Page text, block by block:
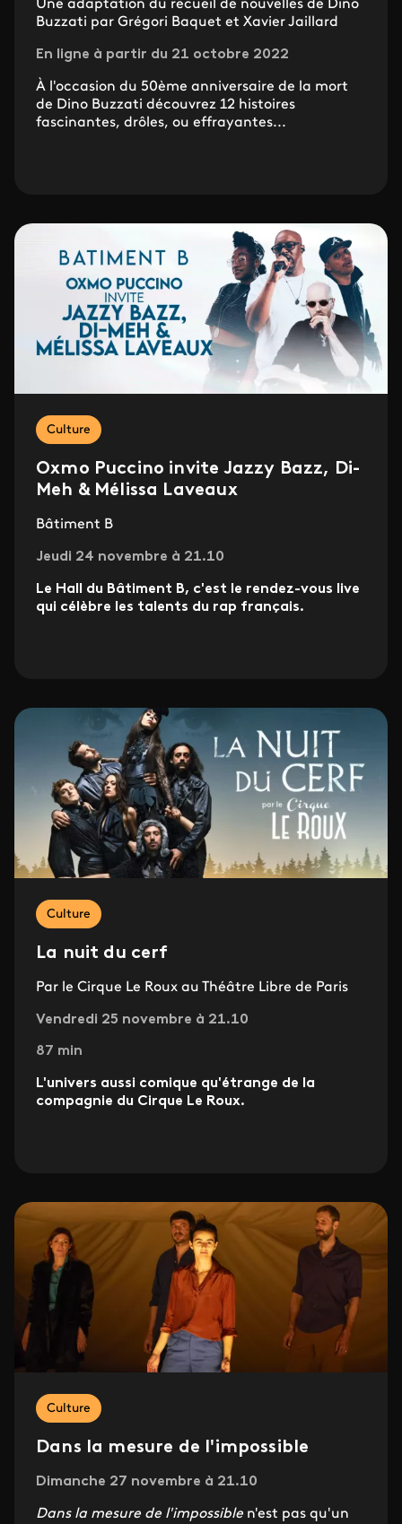
Une adaptation du recueil de nouvelles de Dino
Buzzati par Grégori Baquet et Xavier Jaillard
En ligne à partir du 21 octobre 2022
À l'occasion du 50ème anniversaire de la mort
de Dino Buzzati découvrez 12 histoires
fascinantes, drôles, ou effrayantes...
Culture
Oxmo Puccino invite Jazzy Bazz, Di-
Meh & Mélissa Laveaux
Bâtiment B
Jeudi 24 novembre à 21.10
Le Hall du Bâtiment B, c'est le rendez-vous live
qui célèbre les talents du rap français.
Culture
La nuit du cerf
Par le Cirque Le Roux au Théâtre Libre de Paris
Vendredi 25 novembre à 21.10
87 min
L'univers aussi comique qu'étrange de la
compagnie du Cirque Le Roux.
Culture
Dans la mesure de l'impossible
Dimanche 27 novembre à 21.10
Dans la mesure de l'impossible n'est pas qu'un